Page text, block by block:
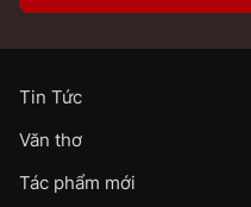
Tin Tức
Văn thơ
Tác phẩm mới